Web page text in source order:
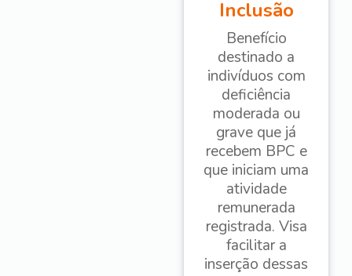
Inclusão
Benefício
destinado a
indivíduos com
deficiência
moderada ou
grave que já
recebem BPC e
que iniciam uma
atividade
remunerada
registrada. Visa
facilitar a
inserção dessas